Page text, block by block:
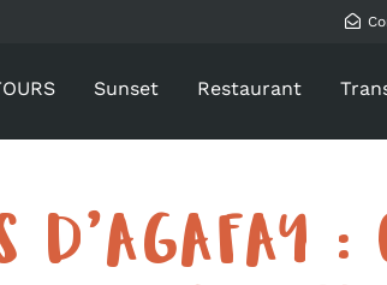
Sunset Restaurant
D’AGAFAY :